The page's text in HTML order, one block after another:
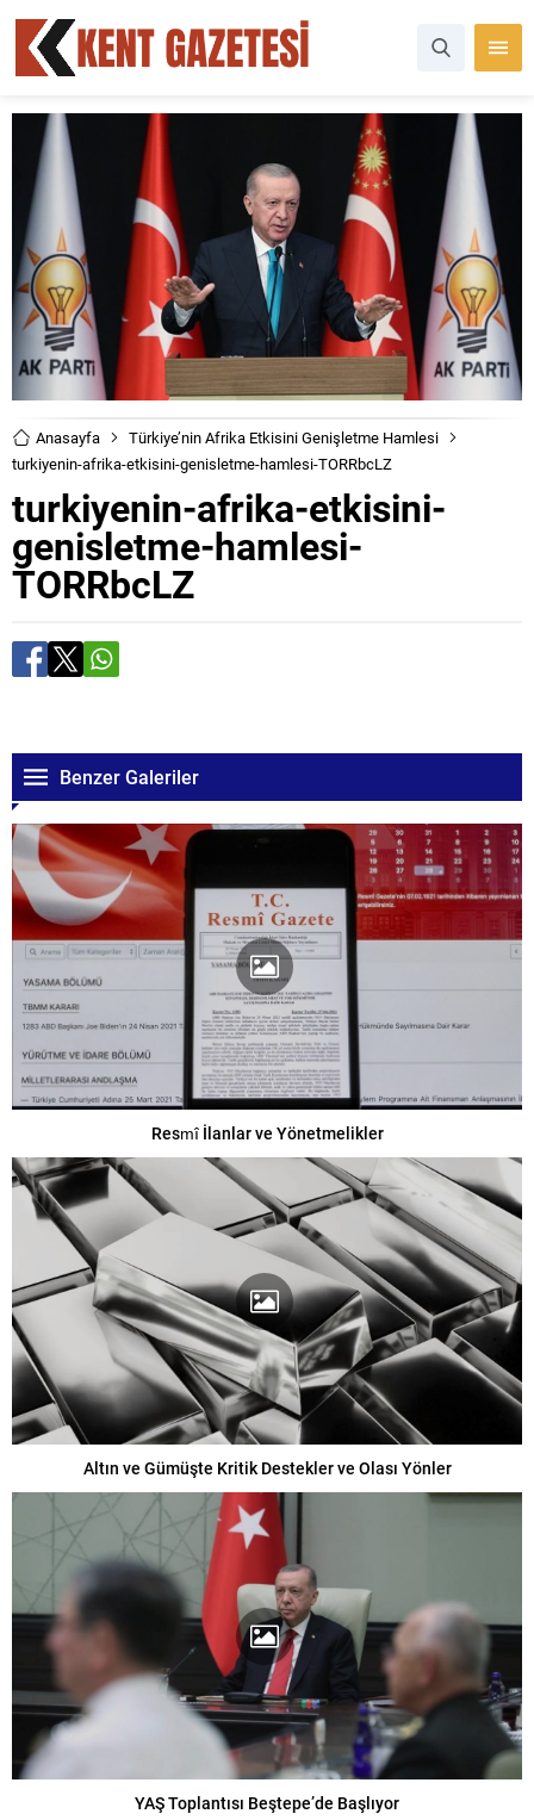
Anasayfa
Türkiye’nin Afrika Etkisini Genişletme Hamlesi
turkiyenin-afrika-etkisini-genisletme-hamlesi-TORRbcLZ
turkiyenin-afrika-etkisini-
genisletme-hamlesi-
TORRbcLZ
Benzer Galeriler
Resmî İlanlar ve Yönetmelikler
Altın ve Gümüşte Kritik Destekler ve Olası Yönler
YAŞ Toplantısı Beştepe’de Başlıyor